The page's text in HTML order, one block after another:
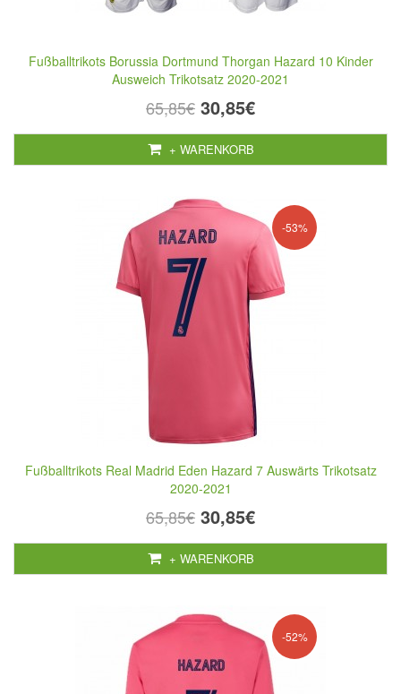
Fußballtrikots Borussia Dortmund Thorgan Hazard 10 Kinder
Ausweich Trikotsatz 2020-2021
65,85€ 30,85€
+ WARENKORB
-53%
Fußballtrikots Real Madrid Eden Hazard 7 Auswärts Trikotsatz
2020-2021
65,85€ 30,85€
+ WARENKORB
-52%